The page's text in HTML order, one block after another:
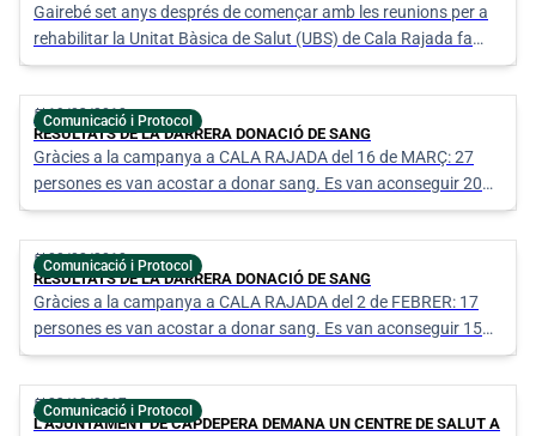
Gairebé set anys després de començar amb les reunions per a
rehabilitar la Unitat Bàsica de Salut (UBS) de Cala Rajada fa
tres setmanes va començar l’obra.
Comunicació i Protocol
calendar_today19/03/2018
RESULTATS DE LA DARRERA DONACIÓ DE SANG
Gràcies a la campanya a CALA RAJADA del 16 de MARÇ: 27
persones es van acostar a donar sang. Es van aconseguir 20
donacions. 2 persones van donar sang per primera vegada.
Una donació, tres vides. Cada donació de sang ha assegurat
tres transfusi
Comunicació i Protocol
calendar_today08/02/2018
RESULTATS DE LA DARRERA DONACIÓ DE SANG
Gràcies a la campanya a CALA RAJADA del 2 de FEBRER: 17
persones es van acostar a donar sang. Es van aconseguir 15
donacions.
Comunicació i Protocol
calendar_today23/10/2017
L’AJUNTAMENT DE CAPDEPERA DEMANA UN CENTRE DE SALUT A